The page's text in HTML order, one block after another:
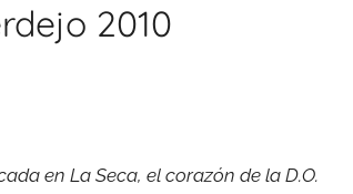
2010
en La Seca, el corazón de la D.O.